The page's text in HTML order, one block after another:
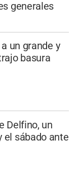
generales
un grande y
basura
Delfino, un
el sábado ante